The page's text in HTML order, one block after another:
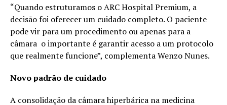
“Quando estruturamos o ARC Hospital Premium, a
decisão foi oferecer um cuidado completo. O paciente
pode vir para um procedimento ou apenas para a
câmara o importante é garantir acesso a um protocolo
que realmente funcione”, complementa Wenzo Nunes.
Novo padrão de cuidado
A consolidação da câmara hiperbárica na medicina